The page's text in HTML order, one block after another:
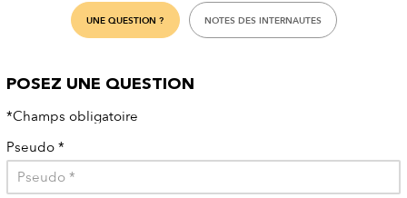
UNE QUESTION ? NOTES DES INTERNAUTES
POSEZ UNE QUESTION
*Champs obligatoire
Pseudo *